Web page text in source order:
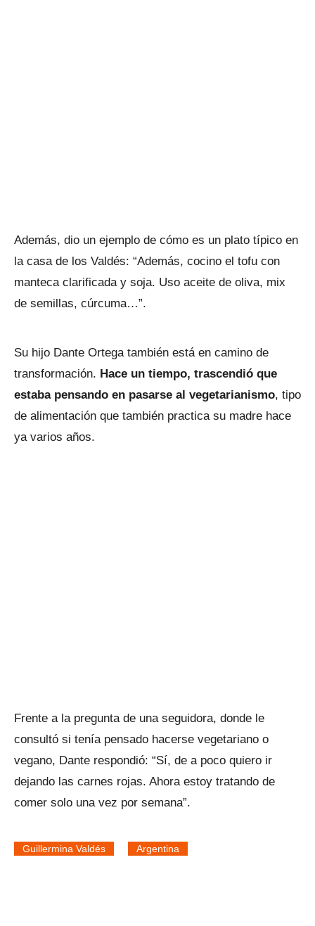
Además, dio un ejemplo de cómo es un plato típico en
la casa de los Valdés: “Además, cocino el tofu con
manteca clarificada y soja. Uso aceite de oliva, mix
de semillas, cúrcuma…”.
Su hijo Dante Ortega también está en camino de
transformación. Hace un tiempo, trascendió que
estaba pensando en pasarse al vegetarianismo, tipo
de alimentación que también practica su madre hace
ya varios años.
Frente a la pregunta de una seguidora, donde le
consultó si tenía pensado hacerse vegetariano o
vegano, Dante respondió: “Sí, de a poco quiero ir
dejando las carnes rojas. Ahora estoy tratando de
comer solo una vez por semana”.
Guillermina Valdés Argentina